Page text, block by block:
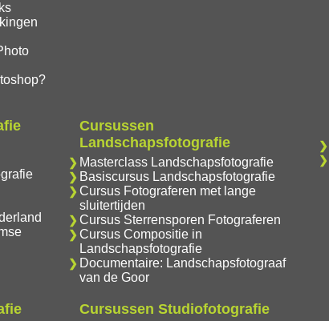
Cursussen
Landschapsfotografie
Masterclass Landschapsfotografie
Basiscursus Landschapsfotografie
Cursus Fotograferen met lange
sluitertijden
Cursus Sterrensporen Fotograferen
Cursus Compositie in
Landschapsfotografie
Documentaire: Landschapsfotograaf
van de Goor
Cursussen Studiofotografie